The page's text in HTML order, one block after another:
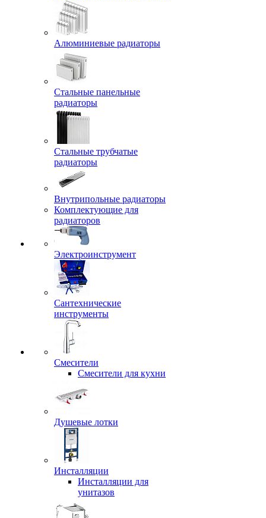
Алюминиевые радиаторы
Стальные панельные
радиаторы
Стальные трубчатые
радиаторы
Внутрипольные радиаторы
Комплектующие для
радиаторов
Электроинструмент
Сантехнические
инструменты
Смесители
Смесители для кухни
Душевые лотки
Инсталляции
Инсталляции для
унитазов